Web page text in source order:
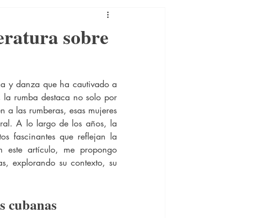
sobre
y danza que ha cautivado a
la rumba destaca no solo por
a las rumberas, esas mujeres
A lo largo de los años, la
fascinantes que reflejan la
este artículo, me propongo
explorando su contexto, su
cubanas